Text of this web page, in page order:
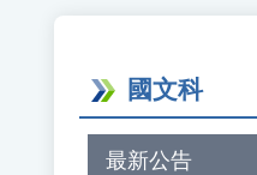
國文科
最新公告